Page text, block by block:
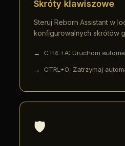
Skróty klawiszowe
Steruj Reborn Assistant w
konfigurowalnych skrótów
CTRL+A: Uruchom
CTRL+O: Zatrzymaj
🛡️